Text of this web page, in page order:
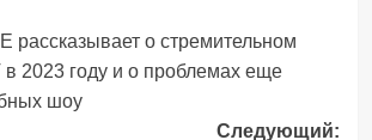
рассказывает о стремительном
в 2023 году и о проблемах еще
шоу
Следующий: